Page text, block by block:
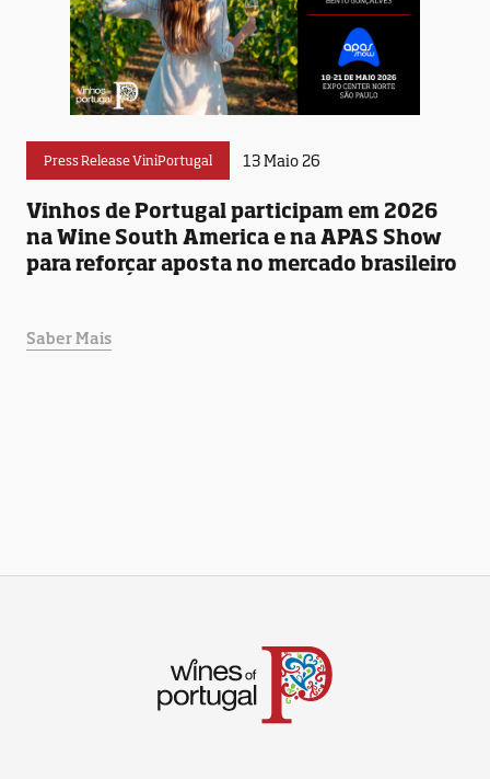
Press Release ViniPortugal 13 Maio 26
Vinhos de Portugal participam em 2026
na Wine South America e na APAS Show
para reforçar aposta no mercado brasileiro
Saber Mais